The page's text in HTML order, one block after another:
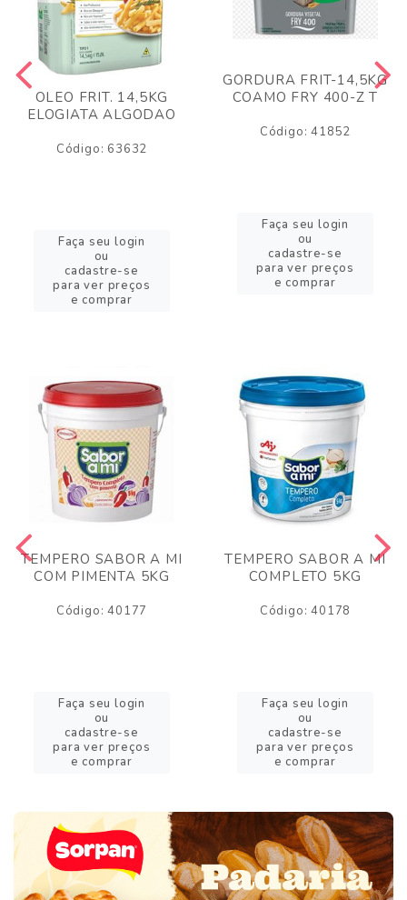
OLEO FRIT. 14,5KG
ELOGIATA ALGODAO
Código: 63632
Faça seu login
ou
cadastre-se
para ver preços
e comprar
GORDURA FRIT-14,5KG
COAMO FRY 400-Z T
Código: 41852
Faça seu login
ou
cadastre-se
para ver preços
e comprar
TEMPERO SABOR A MI
COM PIMENTA 5KG
Código: 40177
Faça seu login
ou
cadastre-se
para ver preços
e comprar
TEMPERO SABOR A MI
COMPLETO 5KG
Código: 40178
Faça seu login
ou
cadastre-se
para ver preços
e comprar